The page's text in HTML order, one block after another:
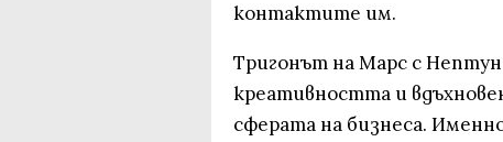
контактите им.
Тригонът на Марс с
креативността и
сферата на бизнеса.